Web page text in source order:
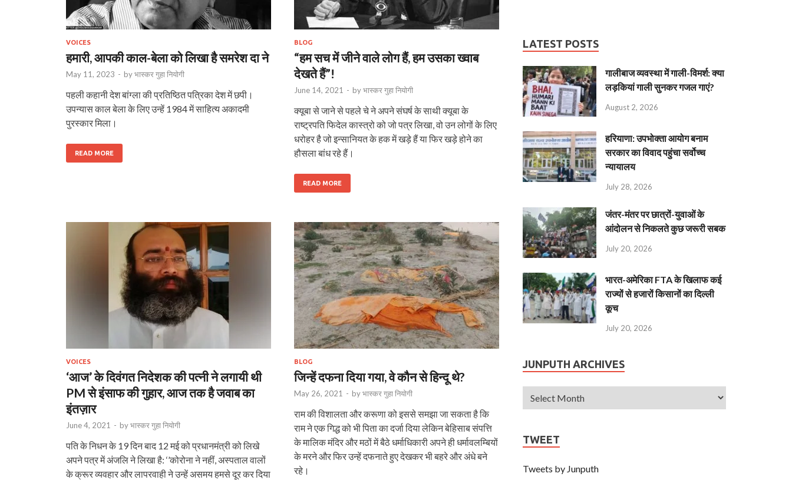
VOICES
हमारी, आपकी काल-बेला को लिखा है समरेश दा ने
May 11, 2023 - byभास्‍कर गुहा नियोगी
पहली कहानी देश बांग्ला की प्रतिष्ठित पत्रिका देश में छपी।
उपन्यास काल बेला के लिए उन्हें 1984 में साहित्य अकादमी
पुरस्कार मिला।
READ MORE
BLOG
“हम सच में जीने वाले लोग हैं, हम उसका ख्वाब
देखते हैं”!
June 14, 2021 - byभास्‍कर गुहा नियोगी
क्यूबा से जाने से पहले चे ने अपने संघर्ष के साथी क्यूबा के
राष्‍ट्रपति फिदेल कास्त्रो को जो पत्र लिखा, वो उन लोगों के लिए
धरोहर है जो इन्सानियत के हक में खड़े हैं या फिर खड़े होने का
हौसला बांध रहे हैं।
READ MORE
VOICES
‘आज’ के दिवंगत निदेशक की पत्नी ने लगायी थी
PM से इंसाफ की गुहार, आज तक है जवाब का
इंतज़ार
June 4, 2021 - byभास्‍कर गुहा नियोगी
पति के निधन के 19 दिन बाद 12 मई को प्रधानमंत्री को लिखे
अपने पत्र में अंजलि ने लिखा है: ‘’कोरोना ने नहीं, अस्पताल वालों
के क्रूर व्यवहार और लापरवाही ने उन्हें असमय हमसे दूर कर दिया
BLOG
जिन्हें दफना दिया गया, वे कौन से हिन्दू थे?
May 26, 2021 - byभास्‍कर गुहा नियोगी
राम की विशालता और करूणा को इससे समझा जा सकता है कि
राम ने एक गिद्ध को भी पिता का दर्जा दिया लेकिन बेहिसाब संपत्ति
के मालिक मंदिर और मठों में बैठे धर्माधिकारी अपने ही धर्मावलम्बि‍यों
के मरने और फिर उन्हें दफनाते हुए देखकर भी बहरे और अंधे बने
रहे।
LATEST POSTS
गालीबाज व्‍यवस्‍था में गाली-विमर्श: क्या
लड़कियां गाली सुनकर गजल गाएं?
August 2, 2026
हरियाणा: उपभोक्ता आयोग बनाम
सरकार का विवाद पहुंचा सर्वोच्च
न्यायालय
July 28, 2026
जंतर-मंतर पर छात्रों-युवाओं के
आंदोलन से निकलते कुछ जरूरी सबक
July 20, 2026
भारत-अमेरिका FTA के खिलाफ कई
राज्यों से हजारों किसानों का दिल्ली
कूच
July 20, 2026
JUNPUTH ARCHIVES
TWEET
Tweets by Junputh